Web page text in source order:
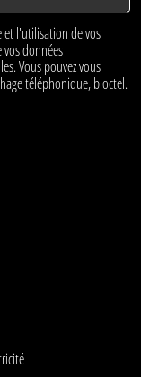
et l'utilisation de vos
données
. Vous pouvez vous
téléphonique, bloctel.